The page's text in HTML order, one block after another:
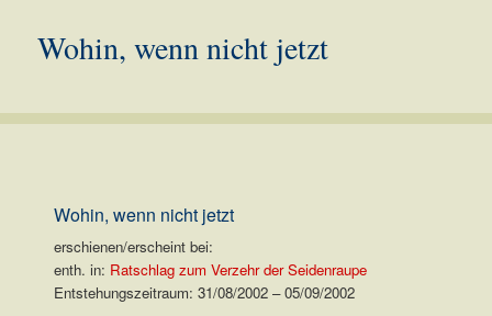
Wohin, wenn nicht jetzt
Wohin, wenn nicht jetzt
erschienen/erscheint bei:
enth. in: Ratschlag zum Verzehr der Seidenraupe
Entstehungszeitraum: 31/08/2002 – 05/09/2002